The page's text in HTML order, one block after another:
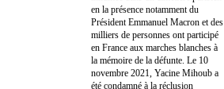
en la présence notamment du
Président Emmanuel Macron et des
milliers de personnes ont participé
en France aux marches blanches à
la mémoire de la défunte. Le 10
novembre 2021, Yacine Mihoub a
été condamné à la réclusion